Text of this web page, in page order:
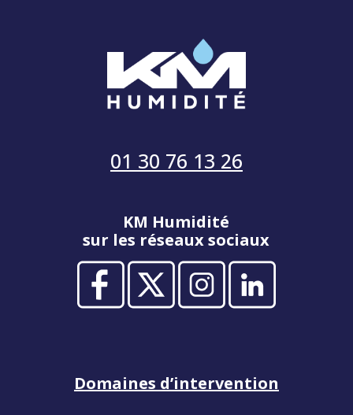
01 30 76 13 26
KM Humidité
sur les réseaux sociaux
Domaines d’intervention